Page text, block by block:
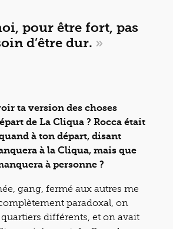
pour être fort, pas
d’être dur. »
ta version des choses
de La Cliqua ? Rocca était
à ton départ, disant
à la Cliqua, mais que
à personne ?
gang, fermé aux autres me
paradoxal, on
différents, et on avait